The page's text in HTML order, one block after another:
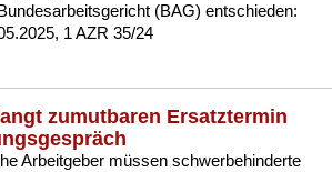
(BAG) ent­schie­den:
1 AZR 35/24
zumutbaren Ersatztermin
Ar­beit­ge­ber müssen schwer­be­hin­der­te